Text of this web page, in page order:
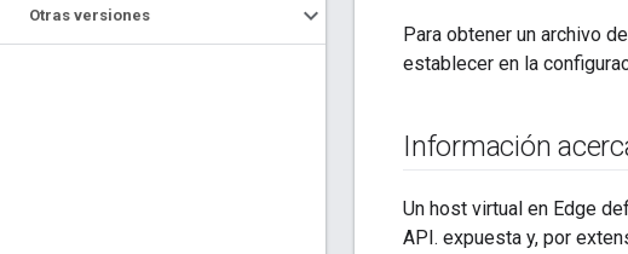
Otras versiones
Para obtener un archivo
establecer en la
Información
Un host virtual en Edge
API. expuesta y, por